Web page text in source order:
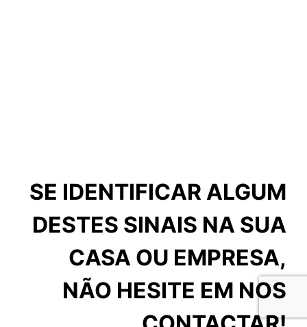
SE IDENTIFICAR ALGUM
DESTES SINAIS NA SUA
CASA OU EMPRESA,
NÃO HESITE EM NOS